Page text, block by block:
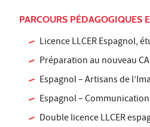
PARCOURS PÉDAGOGIQUES
Licence LLCER Espagnol,
Préparation au nouveau
Espagnol – Artisans de
Espagnol –
Double licence LLCER